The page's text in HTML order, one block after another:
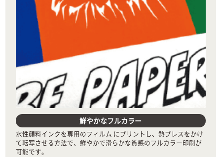
鮮やかなフルカラー
水性顔料インクを専用のフィルム にプリントし、熱プレスをかけ
て転写させる方法で、鮮やかで滑らかな質感のフルカラー印刷が
可能です。